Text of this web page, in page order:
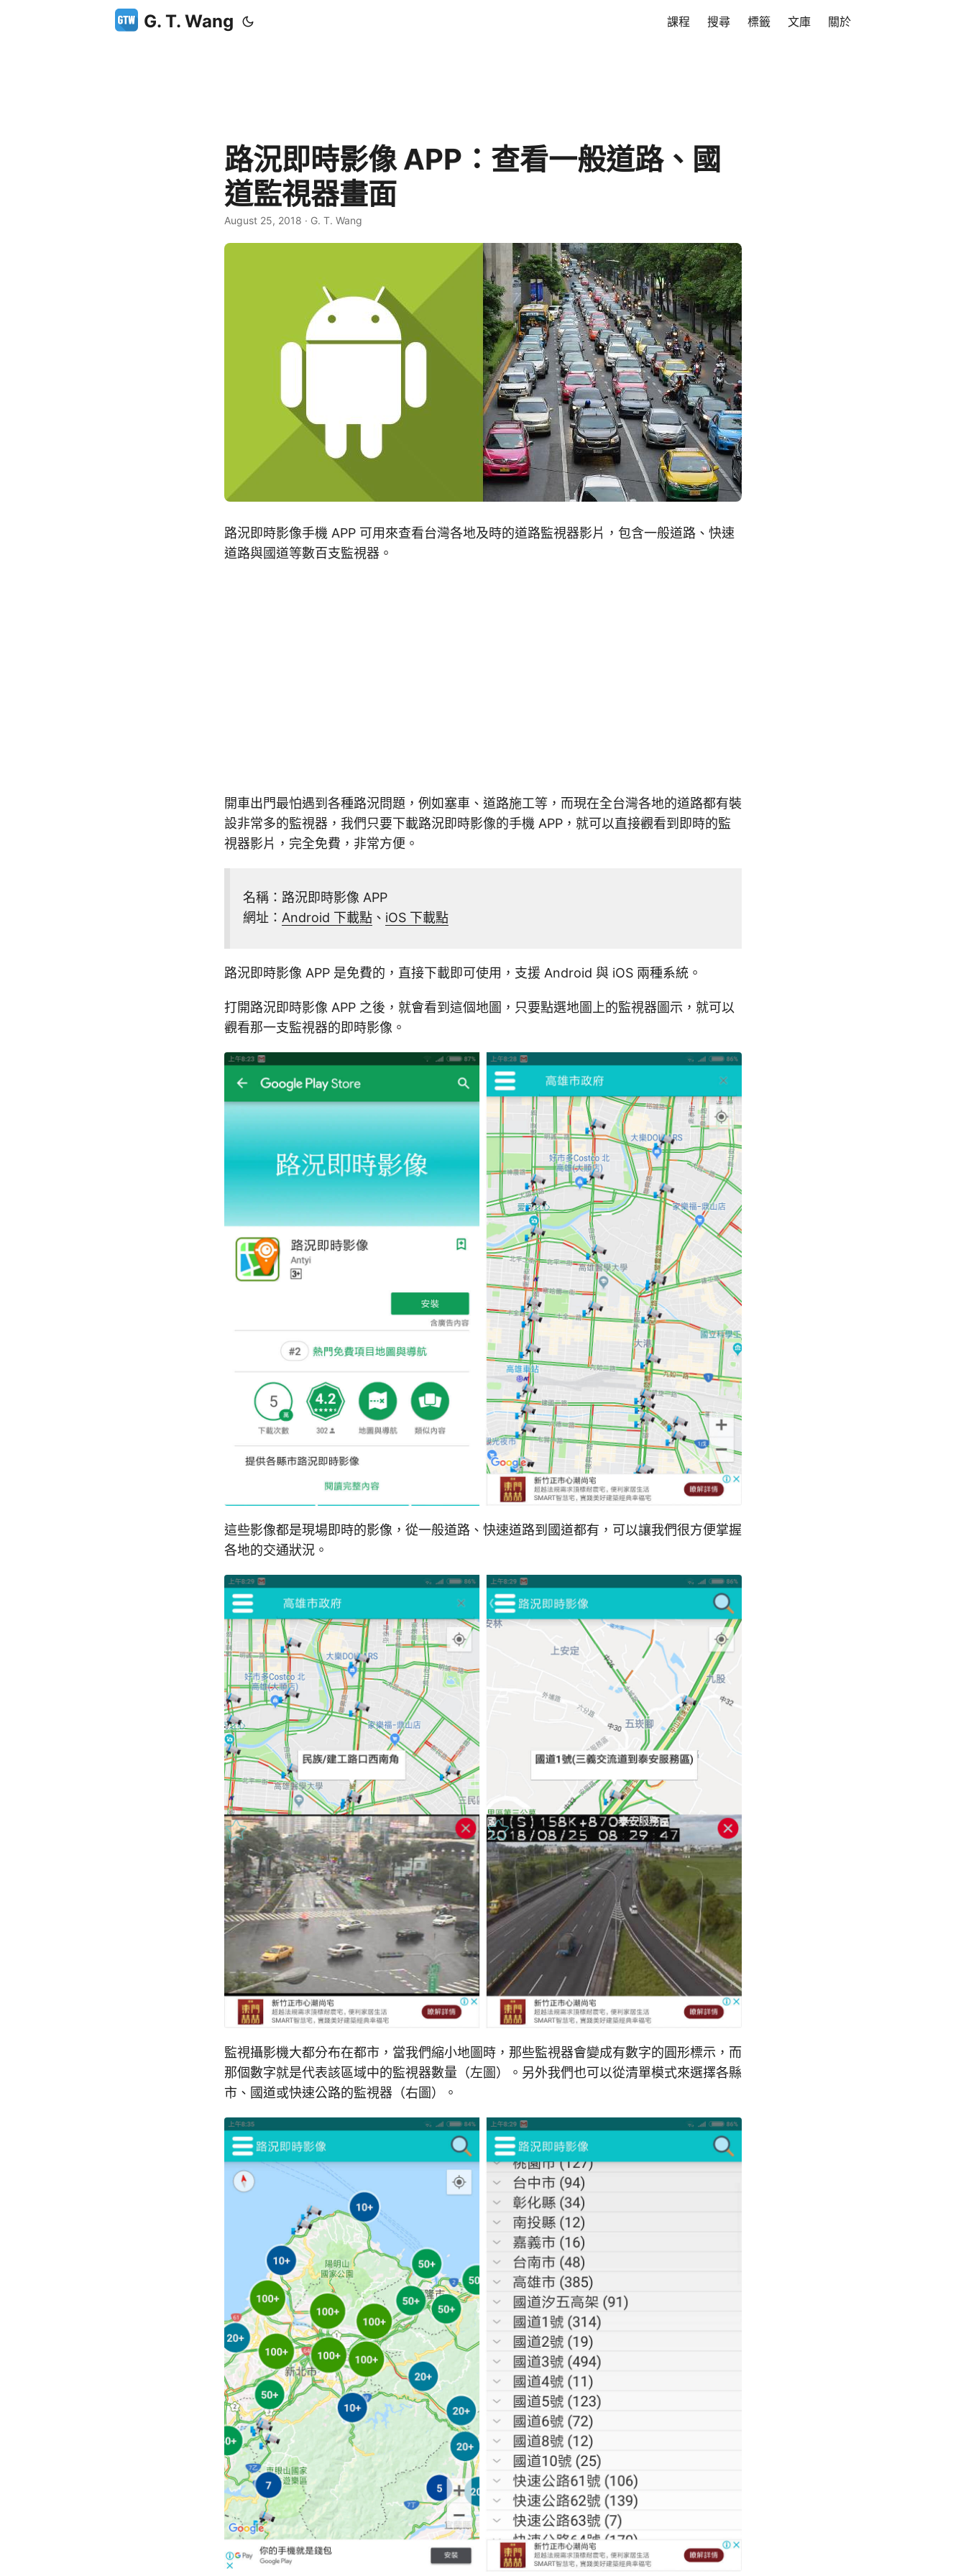
G. T. Wang 課程 搜尋 標籤 文庫 關於
路況即時影像 APP：查看一般道路、國
道監視器畫面
August 25, 2018 · G. T. Wang
路況即時影像手機 APP 可用來查看台灣各地及時的道路監視器影片，包含一般道路、快速
道路與國道等數百支監視器。
開車出門最怕遇到各種路況問題，例如塞車、道路施工等，而現在全台灣各地的道路都有裝
設非常多的監視器，我們只要下載路況即時影像的手機 APP，就可以直接觀看到即時的監
視器影片，完全免費，非常方便。
名稱：路況即時影像 APP
網址： Android 下載點 、 iOS 下載點
路況即時影像 APP 是免費的，直接下載即可使用，支援 Android 與 iOS 兩種系統。
打開路況即時影像 APP 之後，就會看到這個地圖，只要點選地圖上的監視器圖示，就可以
觀看那一支監視器的即時影像。
這些影像都是現場即時的影像，從一般道路、快速道路到國道都有，可以讓我們很方便掌握
各地的交通狀況。
監視攝影機大都分布在都市，當我們縮小地圖時，那些監視器會變成有數字的圓形標示，而
那個數字就是代表該區域中的監視器數量（左圖）。另外我們也可以從清單模式來選擇各縣
市、國道或快速公路的監視器（右圖）。